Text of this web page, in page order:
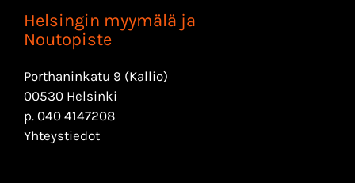
Helsingin myymälä ja
Noutopiste
Porthaninkatu 9 (Kallio)
00530 Helsinki
p. 040 4147208
Yhteystiedot